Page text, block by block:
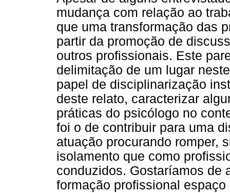
mudança com relação ao
que uma transformação das
partir da promoção de
outros profissionais. Este
delimitação de um lugar
papel de disciplinarização
deste relato, caracterizar
práticas do psicólogo no
foi o de contribuir para uma
atuação procurando romper,
isolamento que como
conduzidos. Gostaríamos de
formação profissional